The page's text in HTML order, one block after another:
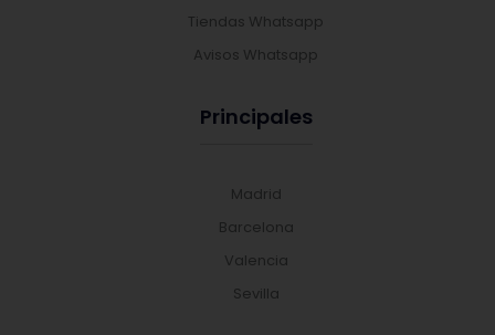
Tiendas Whatsapp
Avisos Whatsapp
Principales
Madrid
Barcelona
Valencia
Sevilla